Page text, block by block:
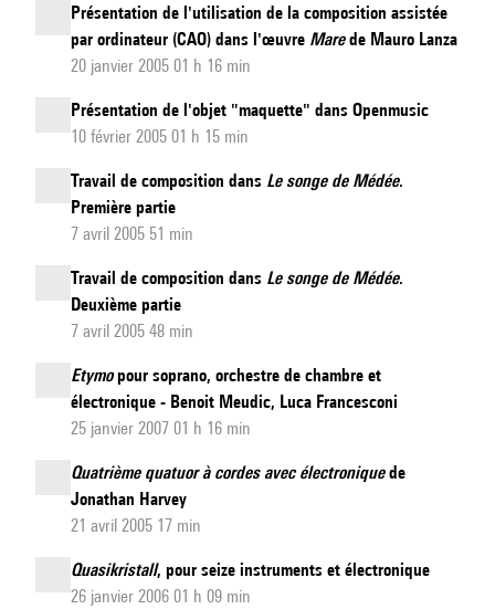
Présentation de l'utilisation de la composition assistée
par ordinateur (CAO) dans l'œuvre Marede Mauro Lanza
20 janvier 2005 01 h 16 min
Présentation de l'objet "maquette" dans Openmusic
10 février 2005 01 h 15 min
Travail de composition dans Le songe de Médée.
Première partie
7 avril 2005 51 min
Travail de composition dans Le songe de Médée.
Deuxième partie
7 avril 2005 48 min
Etymopour soprano, orchestre de chambre et
électronique - Benoit Meudic, Luca Francesconi
25 janvier 2007 01 h 16 min
Quatrième quatuor à cordes avec électroniquede
Jonathan Harvey
21 avril 2005 17 min
Quasikristall, pour seize instruments et électronique
26 janvier 2006 01 h 09 min